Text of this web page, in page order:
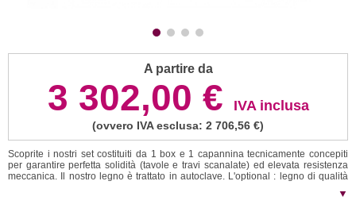
A partire da
3 302,00 € IVA inclusa
(ovvero IVA esclusa: 2 706,56 €)
Scoprite i nostri set costituiti da 1 box e 1 capannina tecnicamente concepiti
per garantire perfetta solidità (tavole e travi scanalate) ed elevata resistenza
meccanica. Il nostro legno è trattato in autoclave. L'optional : legno di qualità
Tutte le nostre casette sono semplici, veloci da montare e vendute con
▼